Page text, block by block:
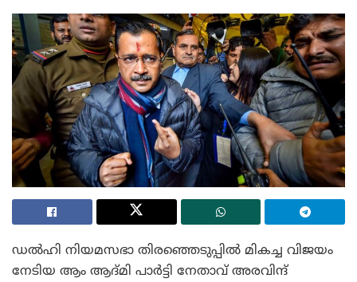
ഡൽഹി നിയമസഭാ തിരഞ്ഞെടുപ്പിൽ മികച്ച വിജയം
നേടിയ ആം ആദ്മി പാർട്ടി നേതാവ് അരവിന്ദ്